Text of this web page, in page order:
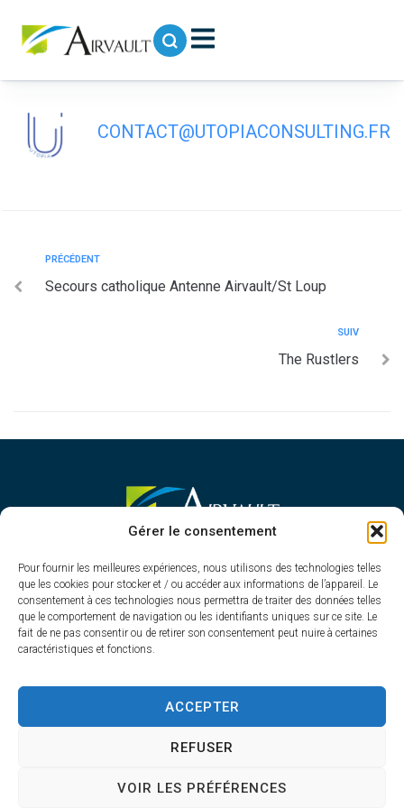
Gérer le consentement
Pour fournir les meilleures expériences, nous utilisons des technologies telles
que les cookies pour stocker et / ou accéder aux informations de l’appareil. Le
consentement à ces technologies nous permettra de traiter des données telles
que le comportement de navigation ou les identifiants uniques sur ce site. Le
fait de ne pas consentir ou de retirer son consentement peut nuire à certaines
caractéristiques et fonctions.
ACCEPTER
REFUSER
VOIR LES PRÉFÉRENCES
Souvenir Français
CONTACT@UTOPIACONSULTING.FR
PRÉCÉDENT
Secours catholique Antenne Airvault/St Loup
SUIV
The Rustlers
MAIRIE D'AIRVAULT
1 Rue Constant Balquet,
79600 Airvault
05 49 64 70 13
Contacter la mairie
Du lundi au vendredi
de 8h30 à 12h30 et de 13h45 à 17h30
AccessibilitéPlan du siteConfidentialité